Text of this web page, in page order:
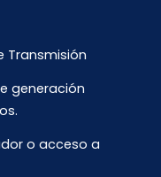
Transmisión
generación
o acceso a